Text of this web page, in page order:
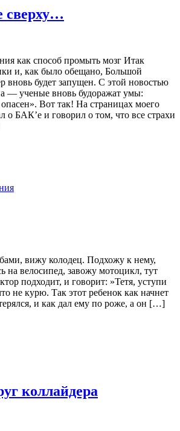
сверху…
как способ промыть мозг Итак
и, как было обещано, Большой
вновь будет запущен. С этой новостью
— ученые вновь будоражат умы:
опасен». Вот так! На страницах моего
о БАК’е и говорил о том, что все страхи
вижу колодец. Подхожу к нему,
на велосипед, завожу мотоцикл, тут
подходит, и говорит: »Тетя, уступи
не курю. Так этот ребенок как начнет
и как дал ему по роже, а он […]
коллайдера